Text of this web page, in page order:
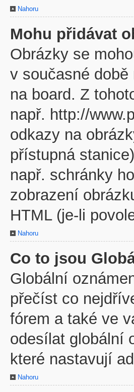
Nahoru
Mohu přidávat
Obrázky se
v současné
na board. Z
např. http://
odkazy na
přístupná
např. schránky
zobrazení
HTML (je-li
Nahoru
Co to jsou
Globální
přečíst co
fórem a také ve
odesílat globální
které nastavují
Nahoru